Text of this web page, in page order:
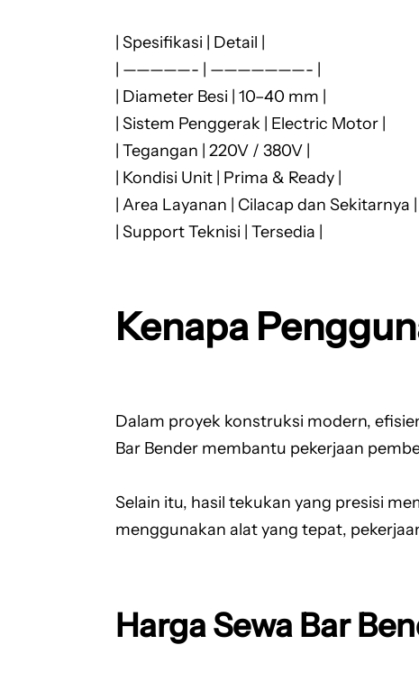
| Spesifikasi | Detail |
| —————- | ———————- |
| Diameter Besi | 10–40 mm |
| Sistem Penggerak | Electric Motor |
| Tegangan | 220V / 380V |
| Kondisi Unit | Prima & Ready |
| Area Layanan | Cilacap dan Sekitarnya |
| Support Teknisi | Tersedia |
Kenapa
Dalam proyek konstruksi modern,
Bar Bender membantu pekerjaan
Selain itu, hasil tekukan yang presisi
menggunakan alat yang tepat,
Harga Sewa Bar